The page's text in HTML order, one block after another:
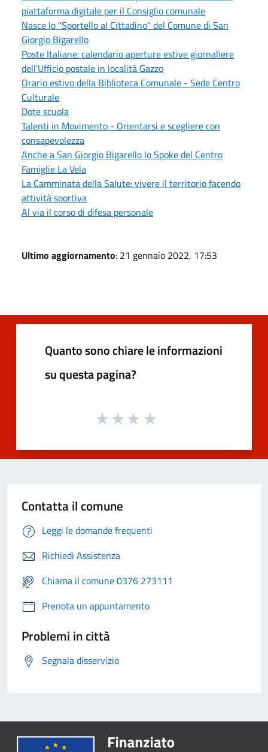
piattaforma digitale per il Consiglio comunale
Nasce lo "Sportello al Cittadino" del Comune di San
Giorgio Bigarello
Poste Italiane: calendario aperture estive giornaliere
dell'Ufficio postale in località Gazzo
Orario estivo della Biblioteca Comunale - Sede Centro
Culturale
Dote scuola
Talenti in Movimento - Orientarsi e scegliere con
consapevolezza
Anche a San Giorgio Bigarello lo Spoke del Centro
Famiglie La Vela
La Camminata della Salute: vivere il territorio facendo
attività sportiva
Al via il corso di difesa personale
Ultimo aggiornamento: 21 gennaio 2022, 17:53
Quanto sono chiare le informazioni
su questa pagina?
Contatta il comune
Leggi le domande frequenti
Richiedi Assistenza
Chiama il comune 0376 273111
Prenota un appuntamento
Problemi in città
Segnala disservizio